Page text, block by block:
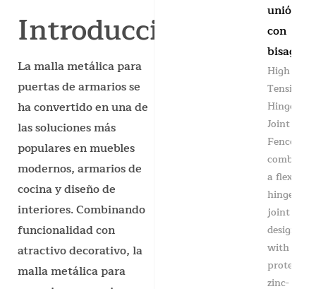
Introducción
La malla metálica para
puertas de armarios se
ha convertido en una de
las soluciones más
populares en muebles
modernos, armarios de
cocina y diseño de
interiores. Combinando
funcionalidad con
atractivo decorativo, la
malla metálica para
unión
con
bisagra
High
Tensile
Hinge
Joint
Fence
combines
a flexible
hinge
joint knot
design
with
protective
zinc-